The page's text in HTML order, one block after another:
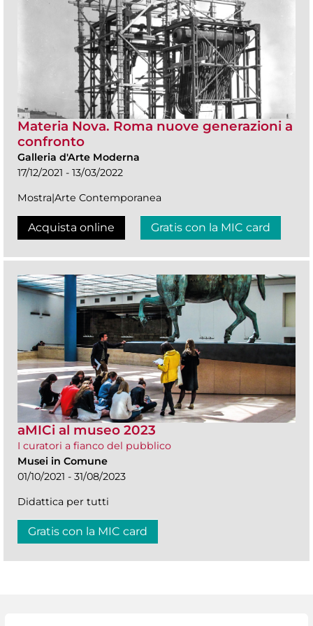
Materia Nova. Roma nuove generazioni a
confronto
Galleria d'Arte Moderna
17/12/2021 - 13/03/2022
Mostra|Arte Contemporanea
Acquista online Gratis con la MIC card
aMICi al museo 2023
I curatori a fianco del pubblico
Musei in Comune
01/10/2021 - 31/08/2023
Didattica per tutti
Gratis con la MIC card